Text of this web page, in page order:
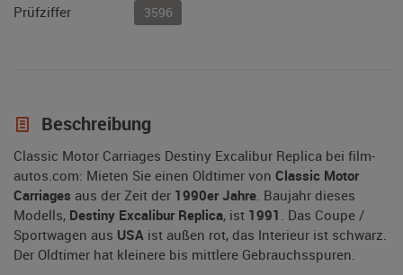
Prüfziffer
3596
Beschreibung
Classic Motor Carriages Destiny Excalibur Replica bei film-
autos.com: Mieten Sie einen Oldtimer von Classic Motor
Carriages aus der Zeit der 1990er Jahre. Baujahr dieses
Modells, Destiny Excalibur Replica, ist 1991 . Das Coupe /
Sportwagen aus USA ist außen rot, das Interieur ist schwarz.
Der Oldtimer hat kleinere bis mittlere Gebrauchsspuren.